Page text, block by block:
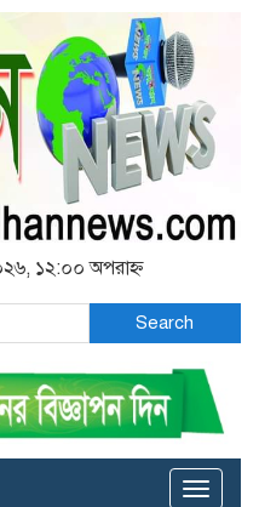
১২:০০ অপরাহ্ন
Search
Toggle